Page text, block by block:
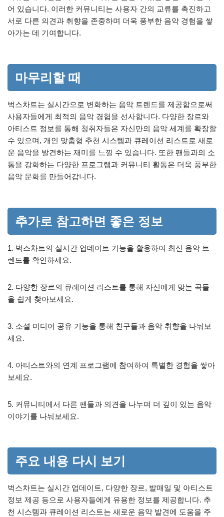
어 있습니다. 이러한 커뮤니티는 사용자 간의 교류를 촉진하고
서로 다른 의견과 취향을 존중하며 더욱 풍부한 음악 경험을 쌓
아가는 데 기여합니다.
마무리할 때
벅스차트는 실시간으로 변화하는 음악 트렌드를 제공함으로써
사용자들에게 최적의 음악 경험을 선사합니다. 다양한 장르와
아티스트 정보를 통해 청취자들은 자신만의 음악 세계를 확장할
수 있으며, 개인 맞춤형 추천 시스템과 큐레이션 리스트로 새로
운 음악을 발견하는 재미를 느낄 수 있습니다. 또한 팬들과의 소
통을 강화하는 다양한 프로그램과 커뮤니티 활동은 더욱 풍부한
음악 문화를 만들어갑니다.
추가로 참고하면 좋은 정보
1. 벅스차트의 실시간 업데이트 기능을 활용하여 최신 음악 트
렌드를 확인하세요.
2. 다양한 장르의 큐레이션 리스트를 통해 자신에게 맞는 곡들
을 쉽게 찾아보세요.
3. 소셜 미디어 공유 기능을 통해 친구들과 음악 취향을 나눠보
세요.
4. 아티스트와의 연계 프로그램에 참여하여 특별한 경험을 쌓아
보세요.
5. 커뮤니티에서 다른 팬들과 의견을 나누며 더 깊이 있는 음악
이야기를 나눠보세요.
주요 내용 다시 보기
벅스차트는 실시간 업데이트, 다양한 장르, 발매일 및 아티스트
정보 제공 등으로 사용자들에게 유용한 정보를 제공합니다. 추
천 시스템과 큐레이션 리스트는 새로운 음악 발견에 도움을 주